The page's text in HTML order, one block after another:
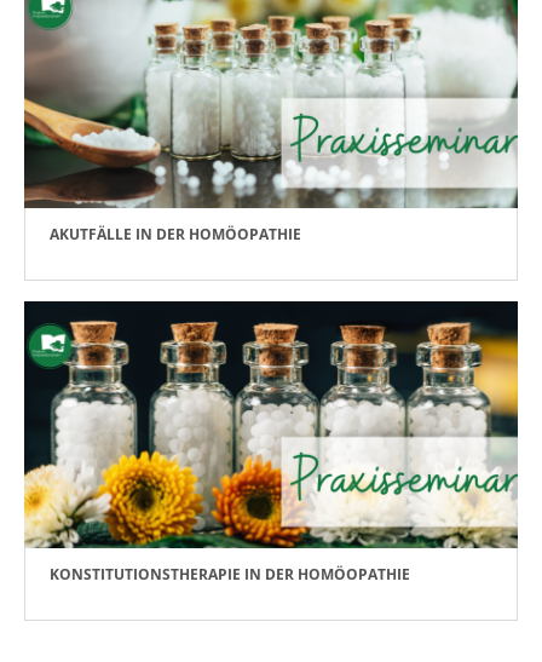
AKUTFÄLLE IN DER HOMÖOPATHIE
KONSTITUTIONSTHERAPIE IN DER HOMÖOPATHIE